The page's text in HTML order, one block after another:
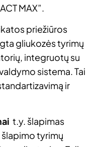
MAX”.
priežiūros
gliukozės tyrimų
integruotų su
sistema. Tai
ir
t.y. šlapimas
tyrimų